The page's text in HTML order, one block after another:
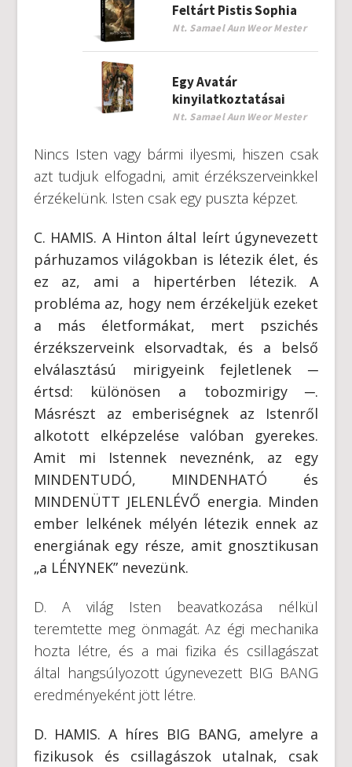
Feltárt Pistis Sophia
Nt. Samael Aun Weor Mester
Egy Avatár
kinyilatkoztatásai
Nt. Samael Aun Weor Mester
Nincs Isten vagy bármi ilyesmi, hiszen csak
azt tudjuk elfogadni, amit érzékszerveinkkel
érzékelünk. Isten csak egy puszta képzet.
C. HAMIS. A Hinton által leírt úgynevezett
párhuzamos világokban is létezik élet, és
ez az, ami a hipertérben létezik. A
probléma az, hogy nem érzékeljük ezeket
a más életformákat, mert pszichés
érzékszerveink elsorvadtak, és a belső
elválasztású mirigyeink fejletlenek ─
értsd: különösen a tobozmirigy ─.
Másrészt az emberiségnek az Istenről
alkotott elképzelése valóban gyerekes.
Amit mi Istennek neveznénk, az egy
MINDENTUDÓ, MINDENHATÓ és
MINDENÜTT JELENLÉVŐ energia. Minden
ember lelkének mélyén létezik ennek az
energiának egy része, amit gnosztikusan
„a LÉNYNEK” nevezünk.
D. A világ Isten beavatkozása nélkül
teremtette meg önmagát. Az égi mechanika
hozta létre, és a mai fizika és csillagászat
által hangsúlyozott úgynevezett BIG BANG
eredményeként jött létre.
D. HAMIS. A híres BIG BANG, amelyre a
fizikusok és csillagászok utalnak, csak